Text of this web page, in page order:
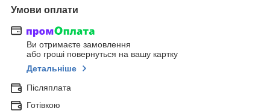
Умови оплати
Ви отримаєте замовлення
або гроші повернуться на вашу картку
Детальніше
Післяплата
Готівкою